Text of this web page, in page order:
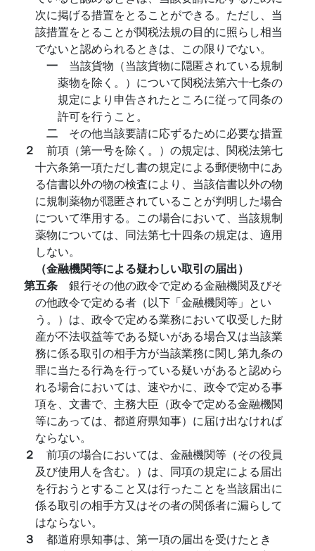
次に掲げる措置をとることができる。ただし、当
該措置をとることが関税法規の目的に照らし相当
でないと認められるときは、この限りでない。
一 当該貨物（当該貨物に隠匿されている規制
薬物を除く。）について関税法第六十七条の
規定により申告されたところに従って同条の
許可を行うこと。
二 その他当該要請に応ずるために必要な措置
２ 前項（第一号を除く。）の規定は、関税法第七
十六条第一項ただし書の規定による郵便物中にあ
る信書以外の物の検査により、当該信書以外の物
に規制薬物が隠匿されていることが判明した場合
について準用する。この場合において、当該規制
薬物については、同法第七十四条の規定は、適用
しない。
（金融機関等による疑わしい取引の届出）
第五条 銀行その他の政令で定める金融機関及びそ
の他政令で定める者（以下「金融機関等」とい
う。）は、政令で定める業務において収受した財
産が不法収益等である疑いがある場合又は当該業
務に係る取引の相手方が当該業務に関し第九条の
罪に当たる行為を行っている疑いがあると認めら
れる場合においては、速やかに、政令で定める事
項を、文書で、主務大臣（政令で定める金融機関
等にあっては、都道府県知事）に届け出なければ
ならない。
２ 前項の場合においては、金融機関等（その役員
及び使用人を含む。）は、同項の規定による届出
を行おうとすること又は行ったことを当該届出に
係る取引の相手方又はその者の関係者に漏らして
はならない。
３ 都道府県知事は、第一項の届出を受けたとき